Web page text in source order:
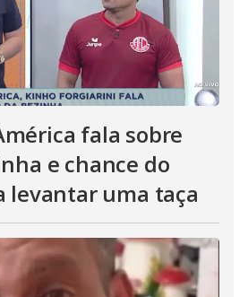
fala sobre
e chance do
levantar uma taça